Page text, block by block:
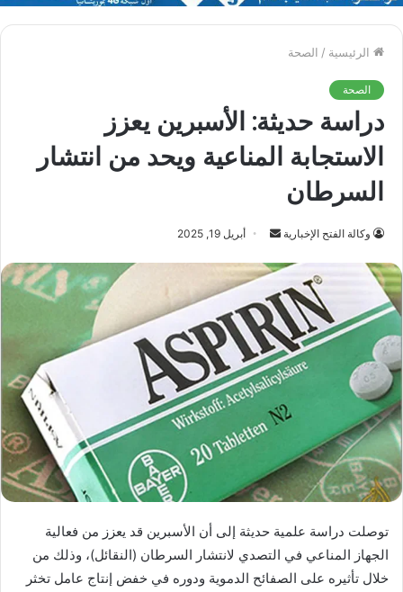
الرئيسية / الصحة
الصحة
دراسة حديثة: الأسبرين يعزز
الاستجابة المناعية ويحد من انتشار
السرطان
وكالة الفتح الإخبارية
أرسل
إلكترونيا
أبريل 19, 2025
توصلت دراسة علمية حديثة إلى أن الأسبرين قد يعزز من فعالية
الجهاز المناعي في التصدي لانتشار السرطان (النقائل)، وذلك من
خلال تأثيره على الصفائح الدموية ودوره في خفض إنتاج عامل تخثر